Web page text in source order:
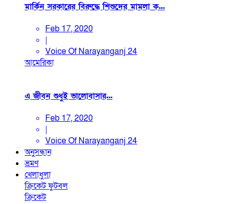
মার্কিন সরকারের বিরুদ্ধে শিশুদের মামলা ক...
Feb 17, 2020
|
Voice Of Narayanganj 24
আমেরিকা
এ জীবন শুধুই ভালোবাসার...
Feb 17, 2020
|
Voice Of Narayanganj 24
অনুসন্ধান
ভ্রমণ
খেলাধুলা
ক্রিকেটফুটবল
ক্রিকেট